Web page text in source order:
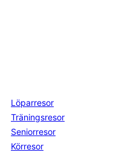
Löparresor
Träningsresor
Seniorresor
Körresor